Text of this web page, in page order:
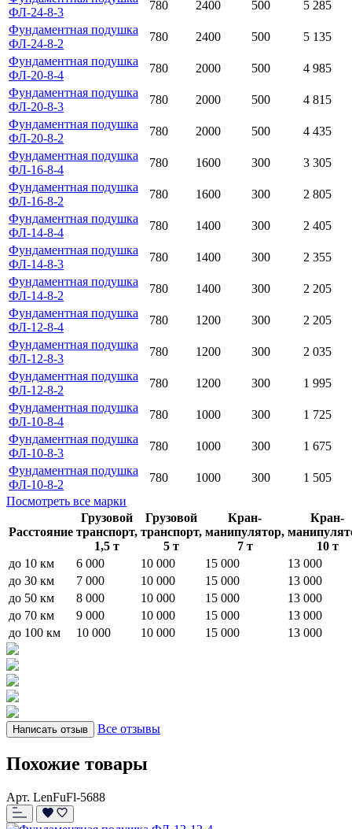
ФЛ-24-8-3
780 2400 500
5 285
Фундаментная подушка
ФЛ-24-8-2
780 2400 500
5 135
Фундаментная подушка
ФЛ-20-8-4
780 2000 500
4 985
Фундаментная подушка
ФЛ-20-8-3
780 2000 500
4 815
Фундаментная подушка
ФЛ-20-8-2
780 2000 500
4 435
Фундаментная подушка
ФЛ-16-8-4
780 1600 300
3 305
Фундаментная подушка
ФЛ-16-8-2
780 1600 300
2 805
Фундаментная подушка
ФЛ-14-8-4
780 1400 300
2 405
Фундаментная подушка
ФЛ-14-8-3
780 1400 300
2 355
Фундаментная подушка
ФЛ-14-8-2
780 1400 300
2 205
Фундаментная подушка
ФЛ-12-8-4
780 1200 300
2 205
Фундаментная подушка
ФЛ-12-8-3
780 1200 300
2 035
Фундаментная подушка
ФЛ-12-8-2
780 1200 300
1 995
Фундаментная подушка
ФЛ-10-8-4
780 1000 300
1 725
Фундаментная подушка
ФЛ-10-8-3
780 1000 300
1 675
Фундаментная подушка
ФЛ-10-8-2
780 1000 300
1 505
Посмотреть все марки
Расстояние
Грузовой
транспорт,
1,5 т
Грузовой
транспорт,
5 т
Кран-
манипулятор,
7 т
Кран-
10 т
до 10 км
6 000 10 000 15 000
13 000
до 30 км
7 000 10 000 15 000
13 000
до 50 км
8 000 10 000 15 000
13 000
до 70 км
9 000 10 000 15 000
13 000
до 100 км
10 000 10 000 15 000 13 000
Написать отзыв Все отзывы
Похожие товары
Арт. LenFuFl-5688